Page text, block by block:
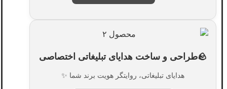
🪨طراحی و ساخت هدایای تبلیغاتی اختصاصی
هدایای تبلیغاتی، روایتگر هویت برند شما ✨